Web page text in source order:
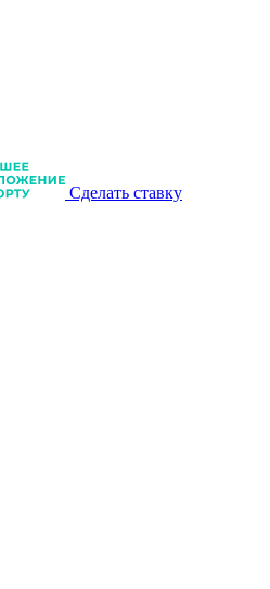
Сделать ставку